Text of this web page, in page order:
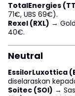
TotalEnergies
71€, UBS 69€).
Rexel (RXL) →
40€.
Neutral
EssilorLuxottica
diselaraskan
Soitec (SOI) →